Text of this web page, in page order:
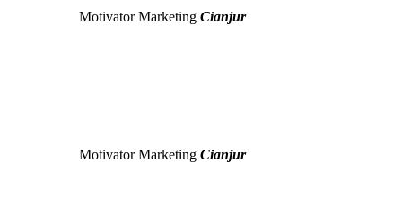
Motivator Marketing Cianjur
Motivator Marketing Cianjur